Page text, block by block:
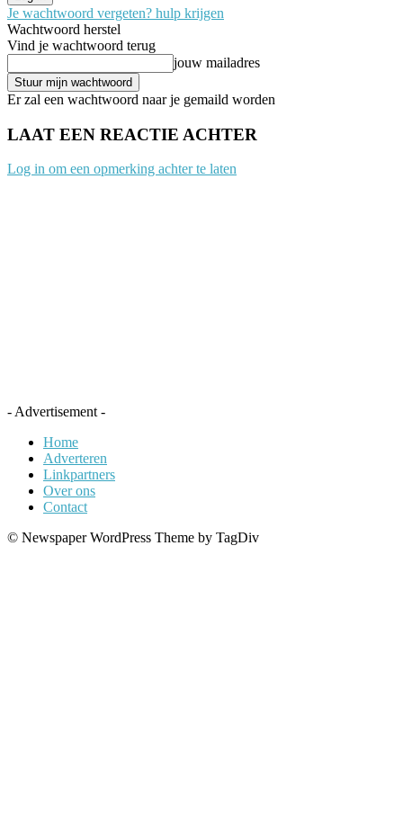
Je wachtwoord vergeten? hulp krijgen
Wachtwoord herstel
Vind je wachtwoord terug
jouw mailadres
Er zal een wachtwoord naar je gemaild worden
LAAT EEN REACTIE ACHTER
Log in om een opmerking achter te laten
- Advertisement -
Home
Adverteren
Linkpartners
Over ons
Contact
© Newspaper WordPress Theme by TagDiv